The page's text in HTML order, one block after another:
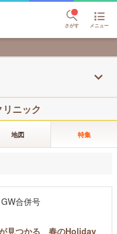
さがす メニュー
ニック
地図 特集
合併号
が見つかる 春のHoliday